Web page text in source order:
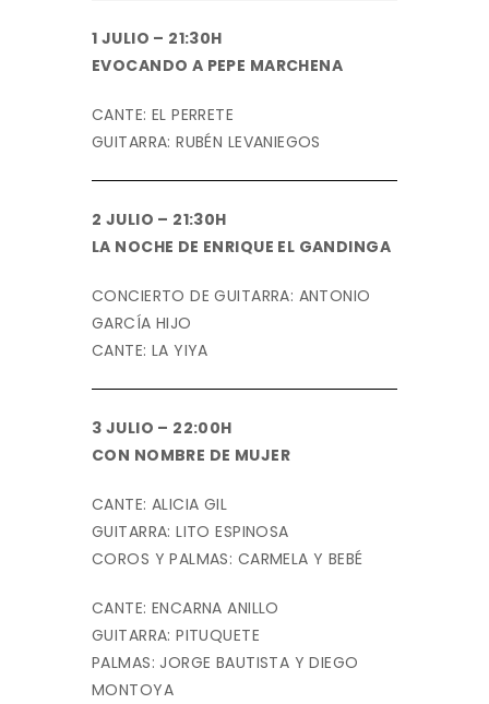
1 JULIO – 21:30H
EVOCANDO A PEPE MARCHENA
CANTE: EL PERRETE
GUITARRA: RUBÉN LEVANIEGOS
2 JULIO – 21:30H
LA NOCHE DE ENRIQUE EL GANDINGA
CONCIERTO DE GUITARRA: ANTONIO
GARCÍA HIJO
CANTE: LA YIYA
3 JULIO – 22:00H
CON NOMBRE DE MUJER
CANTE: ALICIA GIL
GUITARRA: LITO ESPINOSA
COROS Y PALMAS: CARMELA Y BEBÉ
CANTE: ENCARNA ANILLO
GUITARRA: PITUQUETE
PALMAS: JORGE BAUTISTA Y DIEGO
MONTOYA